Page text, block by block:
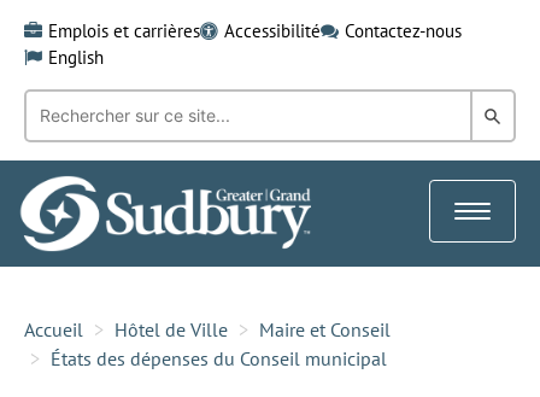
content
Emplois et carrières Accessibilité
Contactez-nous
English
Recherche
mot-
clé:
dans
Toggle
Accueil Hôtel de Ville
Maire et Conseil
États des dépenses du Conseil municipal